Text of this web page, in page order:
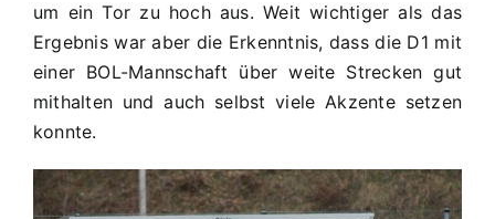
um ein Tor zu hoch aus. Weit wichtiger als das
Ergebnis war aber die Erkenntnis, dass die D1 mit
einer BOL-Mannschaft über weite Strecken gut
mithalten und auch selbst viele Akzente setzen
konnte.